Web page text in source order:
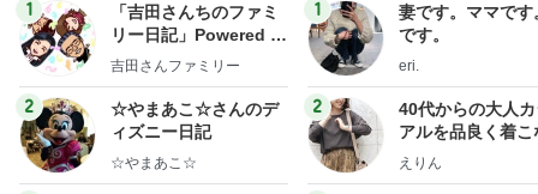
1
「吉田さんちのファミ
リー日記」Powered b
y Ameba 吉田さんファ
ログ
吉田さんファミリー
2
☆やまあこ☆さんのデ
ィズニー日記
☆やまあこ☆
1
妻です。ママです
です。
eri.
2
40代からの大人
アルを品良く着こ
ファッションブロ
えりん